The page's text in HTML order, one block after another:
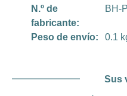
N.º de
fabricante:
BH-
Peso de envío: 0.1
Sus